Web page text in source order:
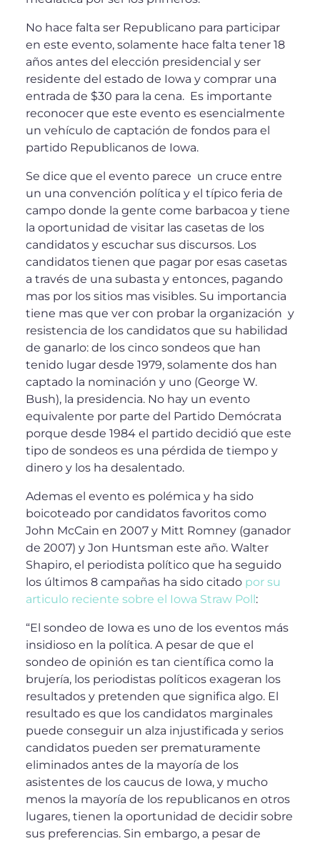
No hace falta ser Republicano para participar
en este evento, solamente hace falta tener 18
años antes del elección presidencial y ser
residente del estado de Iowa y comprar una
entrada de $30 para la cena. Es importante
reconocer que este evento es esencialmente
un vehículo de captación de fondos para el
partido Republicanos de Iowa.
Se dice que el evento parece un cruce entre
un una convención política y el típico feria de
campo donde la gente come barbacoa y tiene
la oportunidad de visitar las casetas de los
candidatos y escuchar sus discursos. Los
candidatos tienen que pagar por esas casetas
a través de una subasta y entonces, pagando
mas por los sitios mas visibles. Su importancia
tiene mas que ver con probar la organización y
resistencia de los candidatos que su habilidad
de ganarlo: de los cinco sondeos que han
tenido lugar desde 1979, solamente dos han
captado la nominación y uno (George W.
Bush), la presidencia. No hay un evento
equivalente por parte del Partido Demócrata
porque desde 1984 el partido decidió que este
tipo de sondeos es una pérdida de tiempo y
dinero y los ha desalentado.
Ademas el evento es polémica y ha sido
boicoteado por candidatos favoritos como
John McCain en 2007 y Mitt Romney (ganador
de 2007) y Jon Huntsman este año. Walter
Shapiro, el periodista político que ha seguido
los últimos 8 campañas ha sido citado por su
articulo reciente sobre el Iowa Straw Poll:
“El sondeo de Iowa es uno de los eventos más
insidioso en la política. A pesar de que el
sondeo de opinión es tan científica como la
brujería, los periodistas políticos exageran los
resultados y pretenden que significa algo. El
resultado es que los candidatos marginales
puede conseguir un alza injustificada y serios
candidatos pueden ser prematuramente
eliminados antes de la mayoría de los
asistentes de los caucus de Iowa, y mucho
menos la mayoría de los republicanos en otros
lugares, tienen la oportunidad de decidir sobre
sus preferencias. Sin embargo, a pesar de